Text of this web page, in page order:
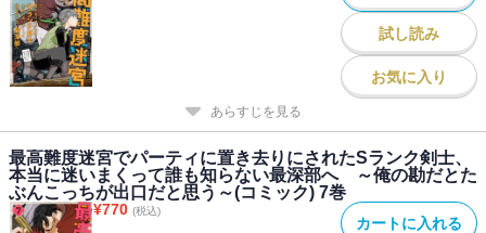
試し読み
お気に入り
あらすじを見る
最高難度迷宮でパーティに置き去りにされたSランク剣士、
本当に迷いまくって誰も知らない最深部へ ～俺の勘だとた
ぶんこっちが出口だと思う～(コミック) 7巻
¥770 (税込)
カートに入れる